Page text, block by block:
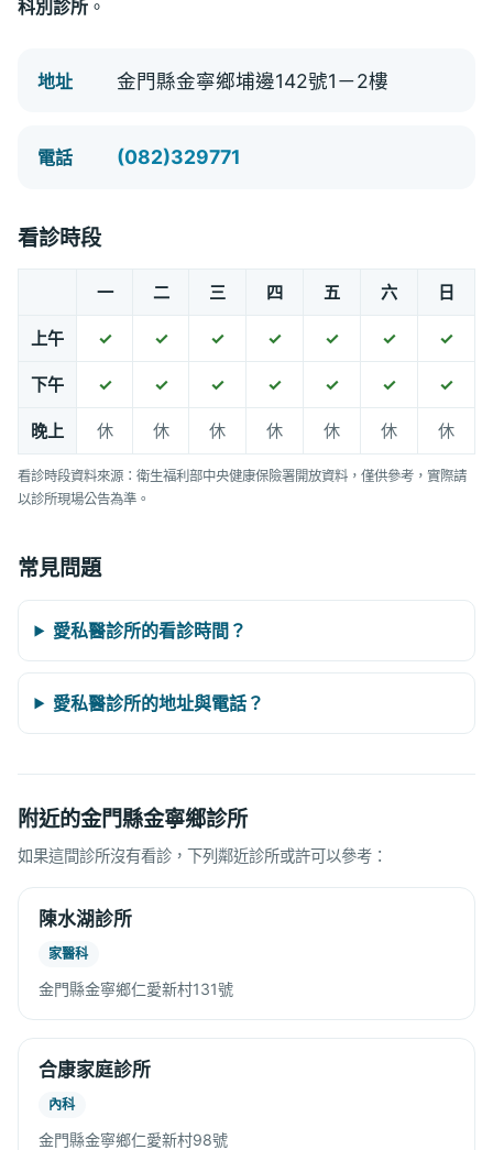
科別診所 。
地址 金門縣金寧鄉埔邊142號1－2樓
電話 (082)329771
看診時段
一 二 三 四 五 六 日
上午 ✓ ✓ ✓ ✓ ✓ ✓ ✓
下午 ✓ ✓ ✓ ✓ ✓ ✓ ✓
晚上 休 休 休 休 休 休 休
看診時段資料來源：衛生福利部中央健康保險署開放資料，僅供參考，實際請
以診所現場公告為準。
常見問題
愛私醫診所的看診時間？
愛私醫診所的地址與電話？
附近的金門縣金寧鄉診所
如果這間診所沒有看診，下列鄰近診所或許可以參考：
陳水湖診所
家醫科
金門縣金寧鄉仁愛新村131號
合康家庭診所
內科
金門縣金寧鄉仁愛新村98號